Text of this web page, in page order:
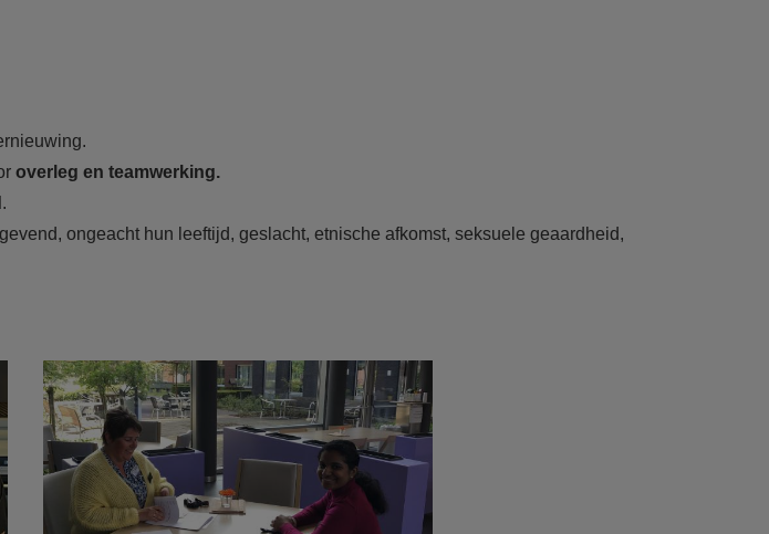
overleg en teamwerking.
.
ongeacht hun leeftijd, geslacht, etnische afkomst, seksuele geaardheid,